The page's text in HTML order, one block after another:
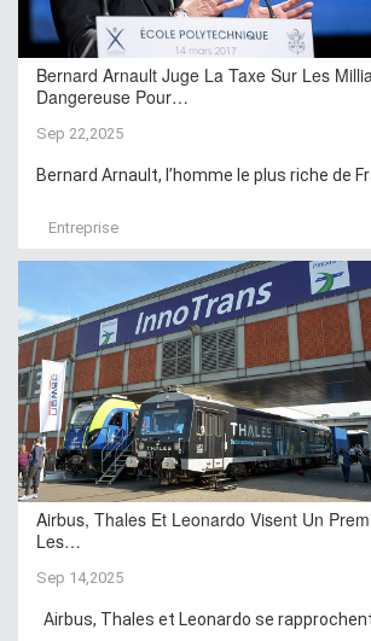
Bernard Arnault Juge La Taxe Sur Les
Dangereuse Pour…
Sep 22,2025
Bernard Arnault, l’homme le plus riche de
Entreprise
Airbus, Thales Et Leonardo Visent Un
Les…
Sep 14,2025
Airbus, Thales et Leonardo se